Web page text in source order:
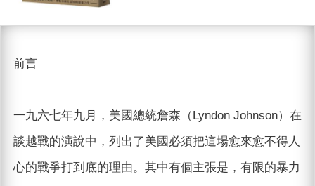
前言
一九六七年九月，美國總統詹森（Lyndon Johnson）在
談越戰的演說中，列出了美國必須把這場愈來愈不得人
心的戰爭打到底的理由。其中有個主張是，有限的暴力